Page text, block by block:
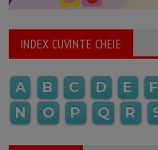
INDEX CUVINTE CHEIE
A B C D E F
N
O P Q R